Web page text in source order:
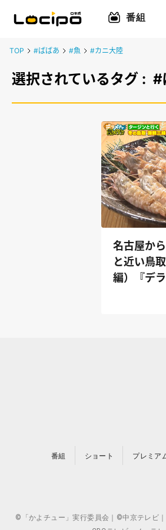
番組
TOP #ばばあ #魚 #カニ大陸
選択されているタグ : #
名古屋か
と近い鳥
編）『デ
番組 ショート プレミア
©「かよチュー」実行委員会｜©中京テレビ